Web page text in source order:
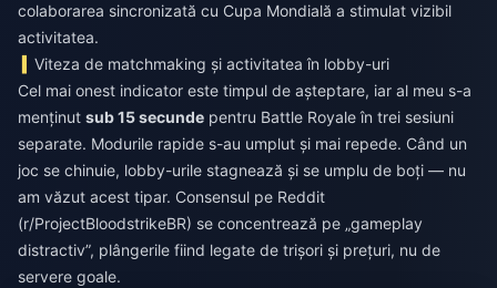
colaborarea sincronizată cu Cupa Mondială a stimulat vizibil
activitatea.
Viteza de matchmaking și activitatea în lobby-uri
Cel mai onest indicator este timpul de așteptare, iar al meu s-a
menținut sub 15 secunde pentru Battle Royale în trei sesiuni
separate. Modurile rapide s-au umplut și mai repede. Când un
joc se chinuie, lobby-urile stagnează și se umplu de boți — nu
am văzut acest tipar. Consensul pe Reddit
(r/ProjectBloodstrikeBR) se concentrează pe „gameplay
distractiv”, plângerile fiind legate de trișori și prețuri, nu de
servere goale.